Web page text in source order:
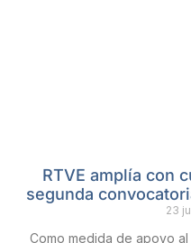
RTVE amplía con
segunda
23
Como medida de apoyo